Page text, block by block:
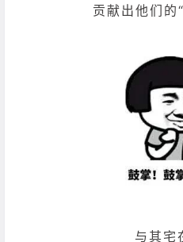
贡献出他们的
与其宅